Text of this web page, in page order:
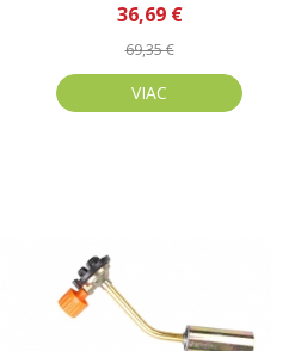
36,69 €
69,35 €
VIAC